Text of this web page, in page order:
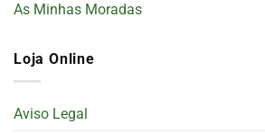
As Minhas Moradas
Loja Online
Aviso Legal